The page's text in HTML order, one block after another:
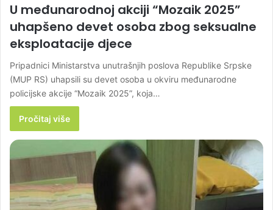
U međunarodnoj akciji “Mozaik 2025”
uhapšeno devet osoba zbog seksualne
eksploatacije djece
Pripadnici Ministarstva unutrašnjih poslova Republike Srpske
(MUP RS) uhapsili su devet osoba u okviru međunarodne
policijske akcije “Mozaik 2025”, koja…
Pročitaj više